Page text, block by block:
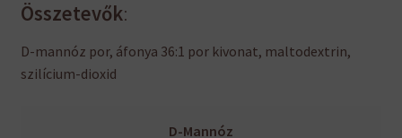
Összetevők:
D-mannóz por, áfonya 36:1 por kivonat, maltodextrin,
szilícium-dioxid
D-Mannóz